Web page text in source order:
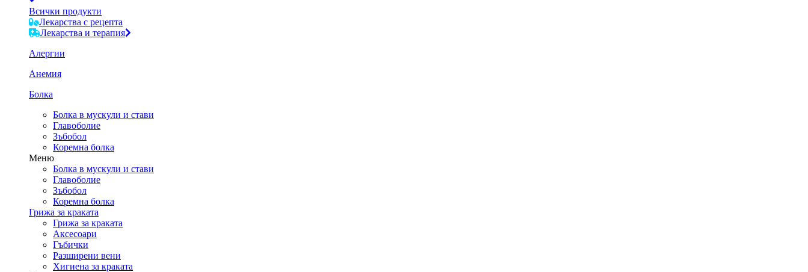
Всички продукти
Лекарства с рецепта
Лекарства и терапия
Алергии
Анемия
Болка
Болка в мускули и стави
Главоболие
Зъбобол
Коремна болка
Меню
Болка в мускули и стави
Главоболие
Зъбобол
Коремна болка
Грижа за краката
Грижа за краката
Аксесоари
Гъбички
Разширени вени
Хигиена за краката